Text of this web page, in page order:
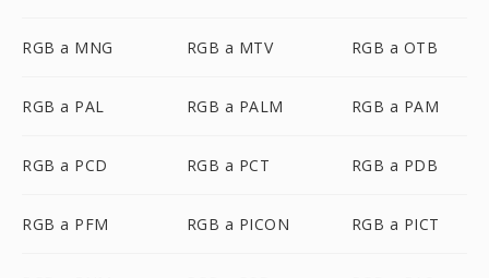
RGB a MNG RGB a MTV RGB a OTB
RGB a PAL RGB a PALM RGB a PAM
RGB a PCD RGB a PCT RGB a PDB
RGB a PFM RGB a PICON RGB a PICT